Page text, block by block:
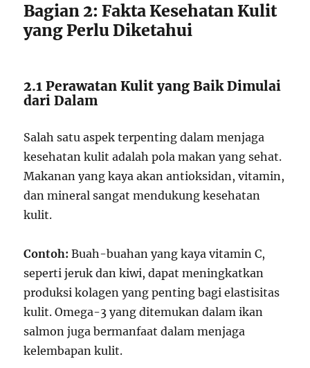
Bagian 2: Fakta Kesehatan Kulit
yang Perlu Diketahui
2.1 Perawatan Kulit yang Baik Dimulai
dari Dalam
Salah satu aspek terpenting dalam menjaga
kesehatan kulit adalah pola makan yang sehat.
Makanan yang kaya akan antioksidan, vitamin,
dan mineral sangat mendukung kesehatan
kulit.
Contoh: Buah-buahan yang kaya vitamin C,
seperti jeruk dan kiwi, dapat meningkatkan
produksi kolagen yang penting bagi elastisitas
kulit. Omega-3 yang ditemukan dalam ikan
salmon juga bermanfaat dalam menjaga
kelembapan kulit.